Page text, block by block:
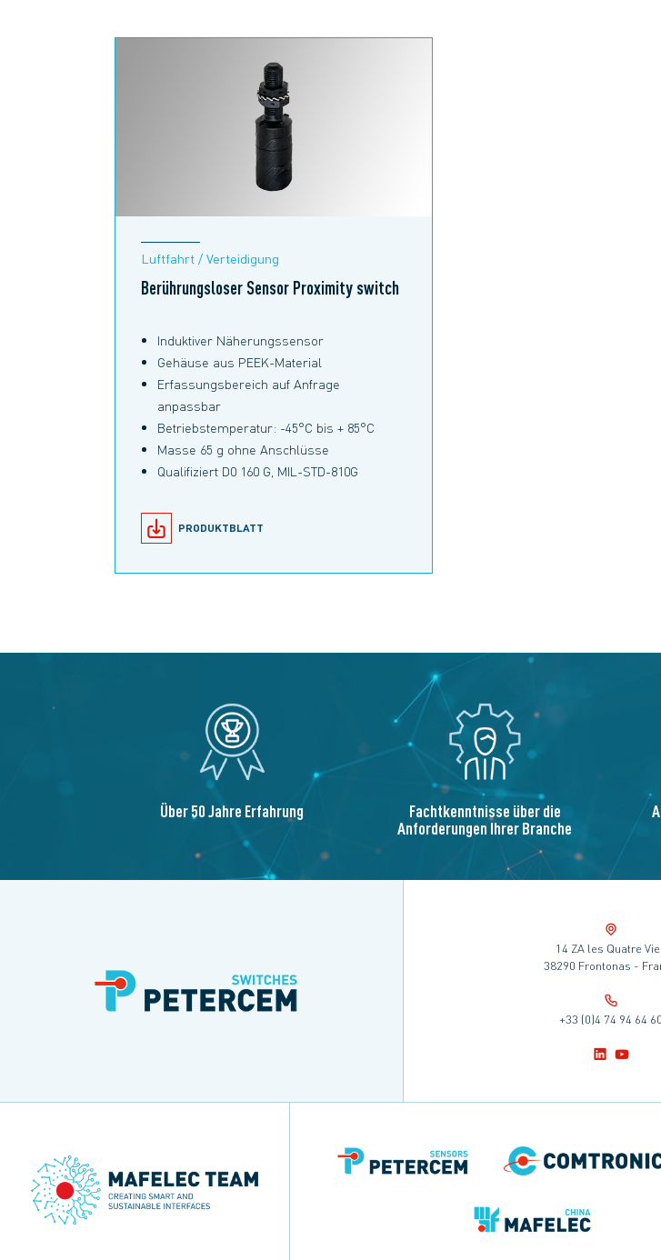
Luftfahrt / Verteidigung
Berührungsloser Sensor Proximity switch
Induktiver Näherungssensor
Gehäuse aus PEEK-Material
Erfassungsbereich auf Anfrage
anpassbar
Betriebstemperatur: -45°C bis + 85°C
Masse 65 g ohne Anschlüsse
Qualifiziert D0 160 G, MIL-STD-810G
PRODUKTBLATT
Über 50 Jahre Erfahrung Fachtkenntnisse über die
Anforderungen Ihrer Branche
14 ZA les Quatre
38290 Frontonas -
+33 (0)4 74 94 64 60